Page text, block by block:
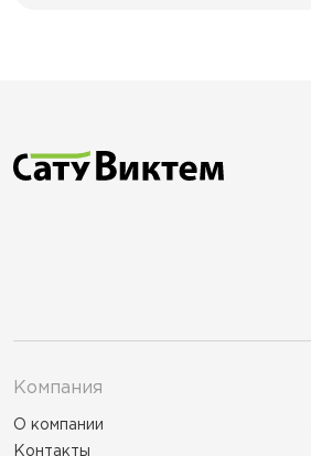
Компания
О компании
Контакты